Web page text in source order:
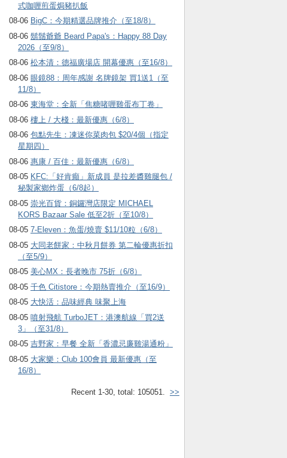
式咖喱煎蛋焗豬扒飯
08-06 BigC：今期精選品牌推介（至18/8）
08-06 鬍鬚爺爺 Beard Papa's：Happy 88 Day
2026（至9/8）
08-06 松本清：德福廣場店 開幕優惠（至16/8）
08-06 眼鏡88：周年感謝 名牌鏡架 買1送1（至
11/8）
08-06 東海堂：全新「焦糖啫喱雞蛋布丁卷」
08-06 樓上 / 大棧：最新優惠（6/8）
08-06 包點先生：凍迷你菜肉包 $20/4個（指定
星期四）
08-06 惠康 / 百佳：最新優惠（6/8）
08-05 KFC:「好肯癲」新成員 是拉差醬雞腿包 /
秘製家鄉炸蛋（6/8起）
08-05 崇光百貨：銅鑼灣店限定 MICHAEL
KORS Bazaar Sale 低至2折（至10/8）
08-05 7-Eleven：魚蛋/燒賣 $11/10粒（6/8）
08-05 大同老餅家：中秋月餅券 第二輪優惠折扣
（至5/9）
08-05 美心MX：長者晚市 75折（6/8）
08-05 千色 Citistore：今期熱賣推介（至16/9）
08-05 大快活：品味經典 味聚上海
08-05 噴射飛航 TurboJET：港澳航線「買2送
3」（至31/8）
08-05 吉野家：早餐 全新「香濃忌廉雞湯通粉」
08-05 大家樂：Club 100會員 最新優惠（至
16/8）
Recent 1-30, total: 105051. >>